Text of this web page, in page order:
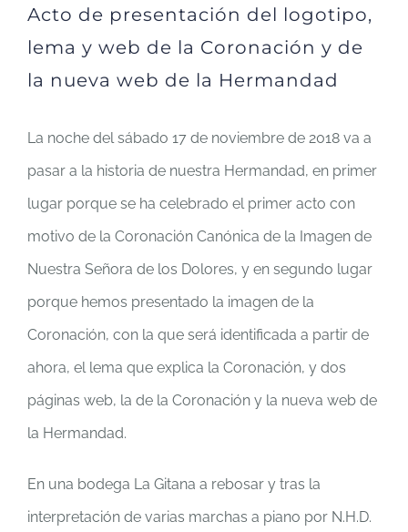
Acto de presentación del logotipo,
lema y web de la Coronación y de
la nueva web de la Hermandad
La noche del sábado 17 de noviembre de 2018 va a
pasar a la historia de nuestra Hermandad, en primer
lugar porque se ha celebrado el primer acto con
motivo de la Coronación Canónica de la Imagen de
Nuestra Señora de los Dolores, y en segundo lugar
porque hemos presentado la imagen de la
Coronación, con la que será identificada a partir de
ahora, el lema que explica la Coronación, y dos
páginas web, la de la Coronación y la nueva web de
la Hermandad.
En una bodega La Gitana a rebosar y tras la
interpretación de varias marchas a piano por N.H.D.